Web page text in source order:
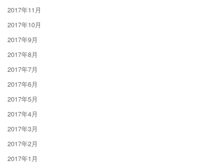
2017年11月
2017年10月
2017年9月
2017年8月
2017年7月
2017年6月
2017年5月
2017年4月
2017年3月
2017年2月
2017年1月